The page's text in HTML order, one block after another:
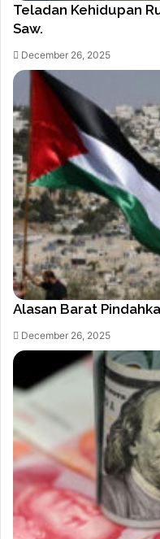
Teladan Kehidupan
Saw.
December 26, 2025
Alasan Barat
December 26, 2025